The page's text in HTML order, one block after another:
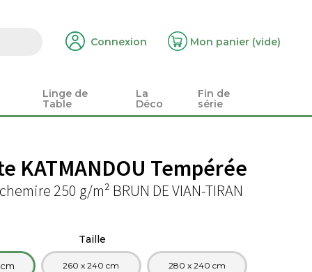
Connexion Mon panier (vide)
Linge de
Table
La
Déco
Fin de
série
KATMANDOU Tempérée
250 g/m² BRUN DE VIAN-TIRAN
Taille
260 x 240 cm 280 x 240 cm